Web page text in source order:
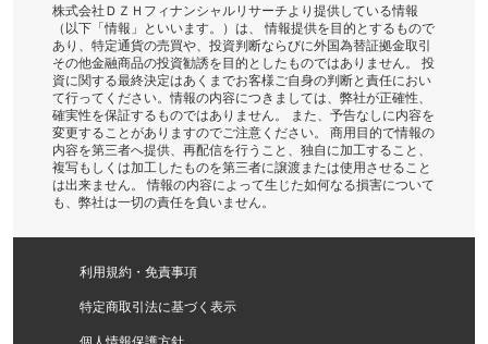
株式会社ＤＺＨフィナンシャルリサーチより提供している情報
（以下「情報」といいます。）は、 情報提供を目的とするもので
あり、特定通貨の売買や、投資判断ならびに外国為替証拠金取引
その他金融商品の投資勧誘を目的としたものではありません。 投
資に関する最終決定はあくまでお客様ご自身の判断と責任におい
て行ってください。情報の内容につきましては、弊社が正確性、
確実性を保証するものではありません。 また、予告なしに内容を
変更することがありますのでご注意ください。 商用目的で情報の
内容を第三者へ提供、再配信を行うこと、独自に加工すること、
複写もしくは加工したものを第三者に譲渡または使用させること
は出来ません。 情報の内容によって生じた如何なる損害について
も、弊社は一切の責任を負いません。
利用規約・免責事項
特定商取引法に基づく表示